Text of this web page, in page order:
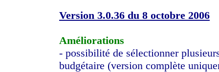
Version 3.0.36 du 8 octobre 2006
Améliorations
- possibilité de sélectionner
budgétaire (version complète